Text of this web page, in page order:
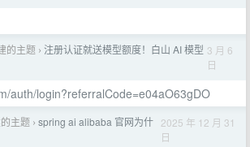
的主题 › 注册认证就送模型额度！白山 AI 模型 3 月 6
日
auth/login?referralCode=e04aO63gDO
主题 › spring ai alibaba 官网为什 2025 年 12 月 31
日